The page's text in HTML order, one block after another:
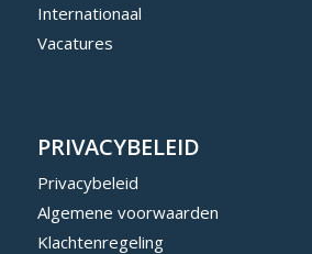
Internationaal
Vacatures
PRIVACYBELEID
Privacybeleid
Algemene voorwaarden
Klachtenregeling